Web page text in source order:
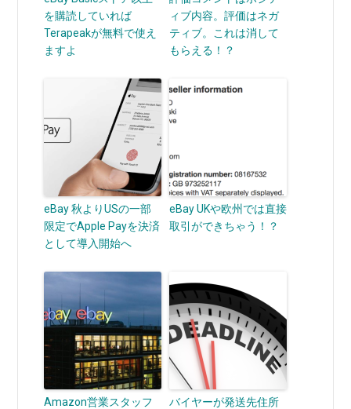
を購読していれば
Terapeakが無料で使え
ますよ
ィブ内容。評価はネガ
ティブ。これは消して
もらえる！？
eBay 秋よりUSの一部
限定でApple Payを決済
として導入開始へ
eBay UKや欧州では直接
取引ができちゃう！？
Amazon営業スタッフ
バイヤーが発送先住所